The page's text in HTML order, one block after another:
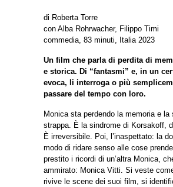
di Roberta Torre
con Alba Rohrwacher, Filippo Timi
commedia, 83 minuti, Italia 2023
Un film che parla di perdita di
e storica. Di “fantasmi” e, in un
evoca, li interroga o più
passare del tempo con loro.
Monica sta perdendo la memoria e la
strappa. È la sindrome di Korsakoff,
È irreversibile. Poi, l’inaspettato: la
modo di ridare senso alle cose
prestito i ricordi di un’altra Monica,
ammirato: Monica Vitti. Si veste
rivive le scene dei suoi film, si